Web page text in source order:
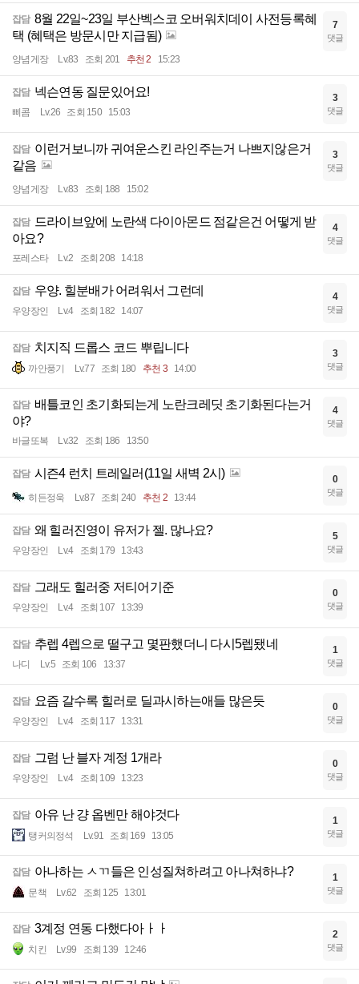
잡담 8월 22일~23일 부산벡스코 오버워치데이 사전등록혜
택 (혜택은 방문시만 지급됨)
양념게장 Lv.83 조회 201 추천 2 15:23
7
댓글
잡담 넥슨연동 질문있어요!
삐콤 Lv.26 조회 150 15:03
3
댓글
잡담 이런거보니까 귀여운스킨 라인주는거 나쁘지않은거
같음
양념게장 Lv.83 조회 188 15:02
3
댓글
잡담 드라이브앞에 노란색 다이아몬드 점같은건 어떻게 받
아요?
포레스타 Lv.2 조회 208 14:18
4
댓글
잡담 우양. 힐분배가 어려워서 그런데
우양장인 Lv.4 조회 182 14:07
4
댓글
잡담 치지직 드롭스 코드 뿌립니다
까안풍기 Lv.77 조회 180 추천 3 14:00
3
댓글
잡담 배틀코인 초기화되는게 노란크레딧 초기화된다는거
야?
바글또복 Lv.32 조회 186 13:50
4
댓글
잡담 시즌4 런치 트레일러(11일 새벽 2시)
히든정욱 Lv.87 조회 240 추천 2 13:44
0
댓글
잡담 왜 힐러진영이 유저가 젤. 많나요?
우양장인 Lv.4 조회 179 13:43
5
댓글
잡담 그래도 힐러중 저티어기준
우양장인 Lv.4 조회 107 13:39
0
댓글
잡담 추렙 4렙으로 떨구고 몇판했더니 다시5렙됐네
나디 Lv.5 조회 106 13:37
1
댓글
잡담 요즘 갈수록 힐러로 딜과시하는애들 많은듯
우양장인 Lv.4 조회 117 13:31
0
댓글
잡담 그럼 난 블자 계정 1개라
우양장인 Lv.4 조회 109 13:23
0
댓글
잡담 아유 난 걍 옵벤만 해야것다
탱커의정석 Lv.91 조회 169 13:05
1
댓글
잡담 아나하는 ㅅㄲ들은 인성질쳐하려고 아나쳐하냐?
문책 Lv.62 조회 125 13:01
1
댓글
잡담 3계정 연동 다했다아ㅏㅏ
치킨 Lv.99 조회 139 12:46
2
댓글